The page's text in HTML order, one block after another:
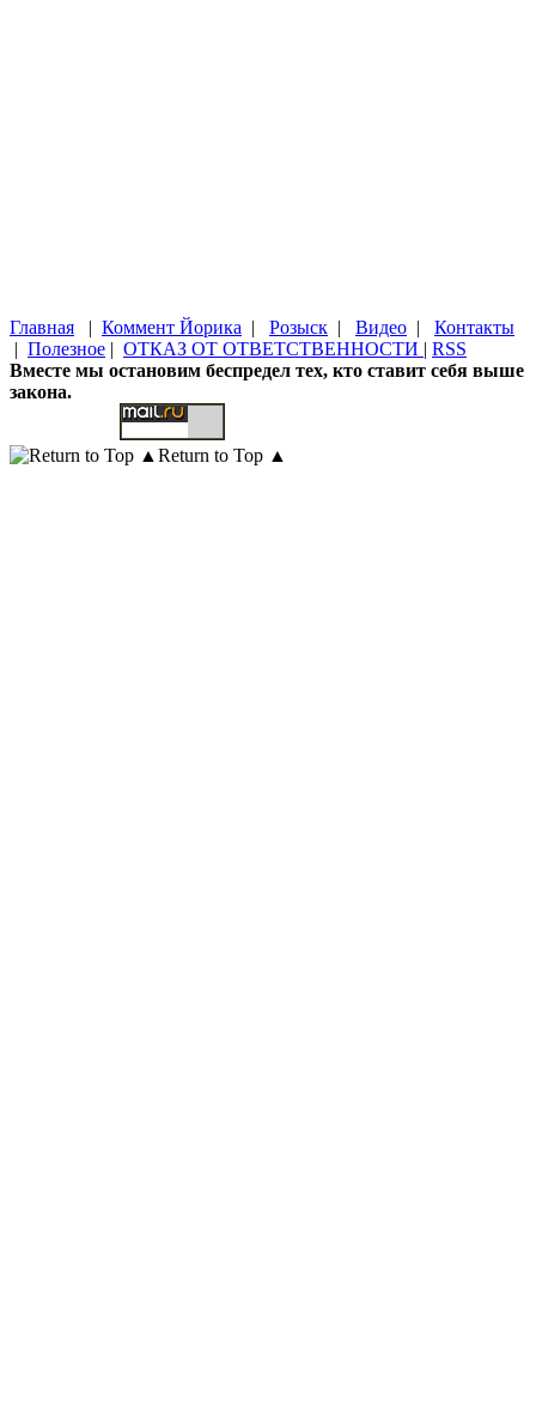
Главная | Коммент Йорика | Розыск | Видео | Контакты
| Полезное | ОТКАЗ ОТ ОТВЕТСТВЕННОСТИ | RSS
Вместе мы остановим беспредел тех, кто ставит себя выше
закона.
Return to Top ▲